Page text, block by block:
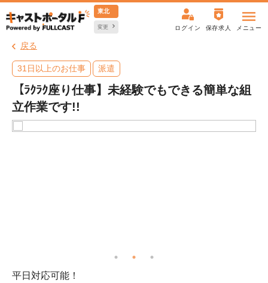
東北
変更 ログイン 保存求人 メニュー
戻る
31日以上のお仕事 派遣
【ﾗｸﾗｸ座り仕事】未経験でもできる簡単な組
立作業です!!
平日対応可能！